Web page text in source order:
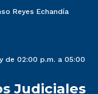
Reyes Echandía
de 02:00 p.m. a 05:00
Judiciales